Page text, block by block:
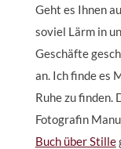
Geht es Ihnen
soviel Lärm in
Geschäfte
an. Ich finde es
Ruhe zu finden.
Fotografin
Buch über Stille